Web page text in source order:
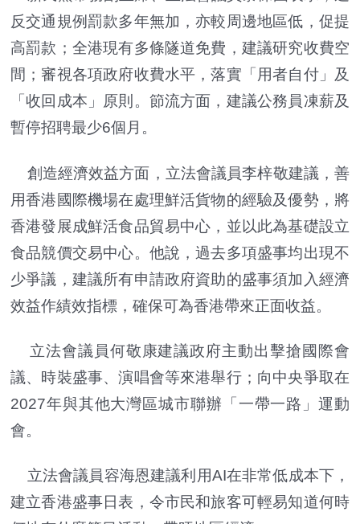
反交通規例罰款多年無加，亦較周邊地區低，促提
高罰款；全港現有多條隧道免費，建議研究收費空
間；審視各項政府收費水平，落實「用者自付」及
「收回成本」原則。節流方面，建議公務員凍薪及
暫停招聘最少6個月。
創造經濟效益方面，立法會議員李梓敬建議，善
用香港國際機場在處理鮮活貨物的經驗及優勢，將
香港發展成鮮活食品貿易中心，並以此為基礎設立
食品競價交易中心。他說，過去多項盛事均出現不
少爭議，建議所有申請政府資助的盛事須加入經濟
效益作績效指標，確保可為香港帶來正面收益。
立法會議員何敬康建議政府主動出擊搶國際會
議、時裝盛事、演唱會等來港舉行；向中央爭取在
2027年與其他大灣區城市聯辦「一帶一路」運動
會。
立法會議員容海恩建議利用AI在非常低成本下，
建立香港盛事日表，令市民和旅客可輕易知道何時